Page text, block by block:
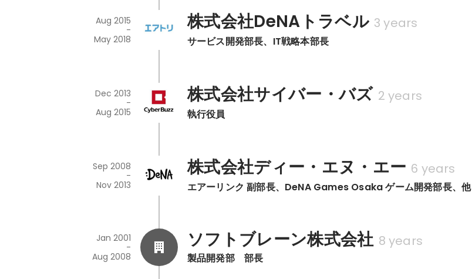
株式会社DeNAトラベル 3 years
サービス開発部長、IT戦略本部長
Aug 2015
-
May 2018
株式会社サイバー・バズ 2 years
執行役員
Dec 2013
-
Aug 2015
株式会社ディー・エヌ・エー 6 years
エアーリンク 副部長、DeNA Games Osaka ゲーム開発部長、他
Sep 2008
-
Nov 2013
ソフトブレーン株式会社 8 years
製品開発部　部長
Jan 2001
-
Aug 2008